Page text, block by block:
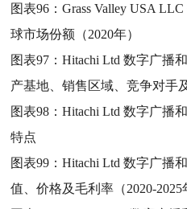
图表96：Grass Valley USA
球市场份额（2020年）
图表97：Hitachi Ltd 数字广播
产基地、销售区域、竞争对手
图表98：Hitachi Ltd 数字广播
特点
图表99：Hitachi Ltd 数字广播
值、价格及毛利率（2020-2025